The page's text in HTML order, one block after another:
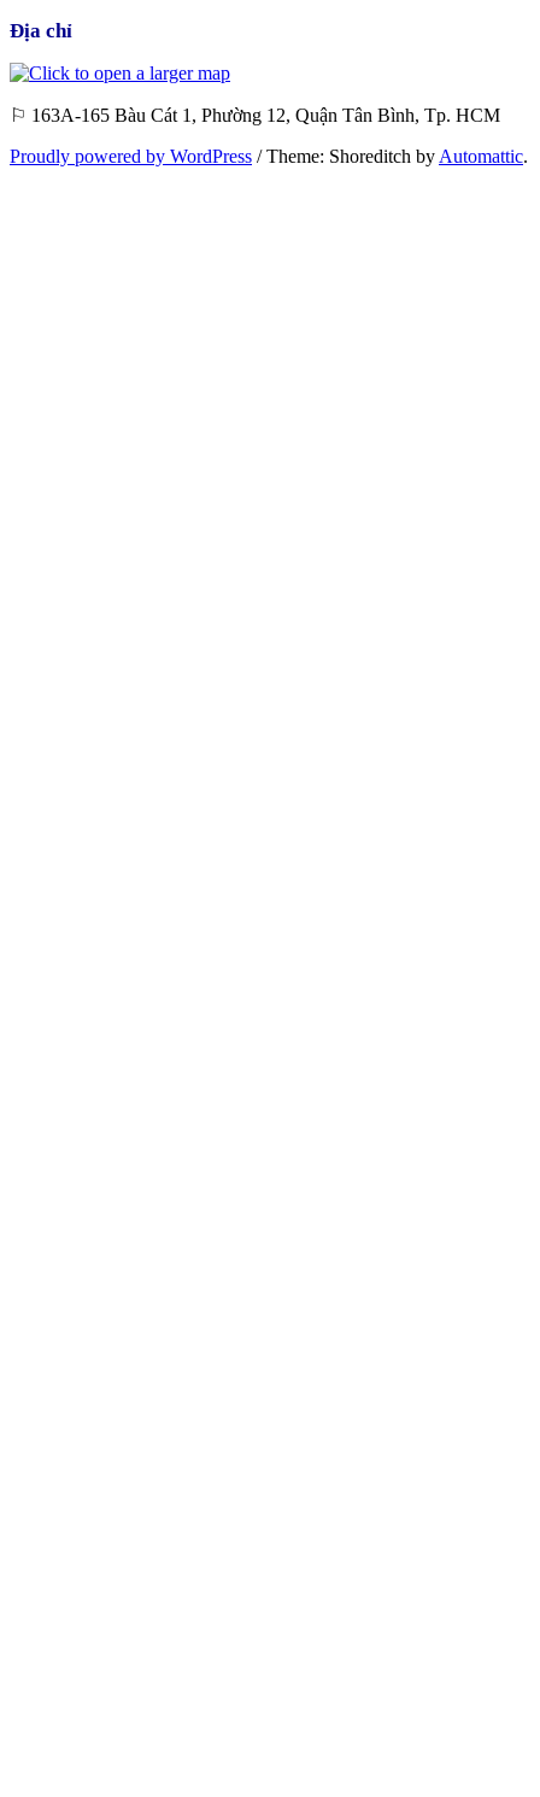
Địa chỉ
⚐ 163A-165 Bàu Cát 1, Phường 12, Quận Tân Bình, Tp. HCM
Proudly powered by WordPress /Theme: Shoreditch by Automattic.